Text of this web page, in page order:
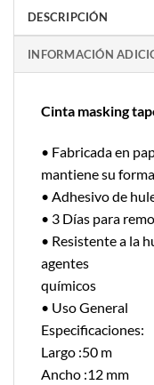
DESCRIPCIÓN
INFORMACIÓN
Cinta masking
• Fabricada en
mantiene su
• Adhesivo de
• 3 Días para
• Resistente a la
agentes
químicos
• Uso General
Especificaciones:
Largo :50 m
Ancho :12 mm